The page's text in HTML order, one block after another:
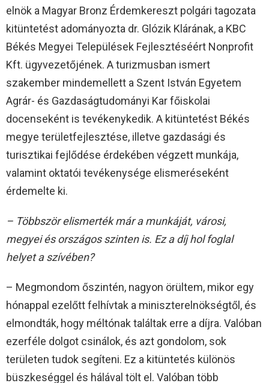
elnök a Magyar Bronz Érdemkereszt polgári tagozata
kitüntetést adományozta dr. Glózik Klárának, a KBC
Békés Megyei Települések Fejlesztéséért Nonprofit
Kft. ügyvezetőjének. A turizmusban ismert
szakember mindemellett a Szent István Egyetem
Agrár- és Gazdaságtudományi Kar főiskolai
docenseként is tevékenykedik. A kitüntetést Békés
megye területfejlesztése, illetve gazdasági és
turisztikai fejlődése érdekében végzett munkája,
valamint oktatói tevékenysége elismeréseként
érdemelte ki.
– Többször elismerték már a munkáját, városi,
megyei és országos szinten is. Ez a díj hol foglal
helyet a szívében?
– Megmondom őszintén, nagyon örültem, mikor egy
hónappal ezelőtt felhívtak a miniszterelnökségtől, és
elmondták, hogy méltónak találtak erre a díjra. Valóban
ezerféle dolgot csinálok, és azt gondolom, sok
területen tudok segíteni. Ez a kitüntetés különös
büszkeséggel és hálával tölt el. Valóban több